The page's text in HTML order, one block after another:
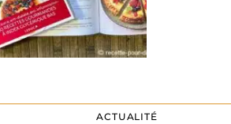
ACTUALITÉ